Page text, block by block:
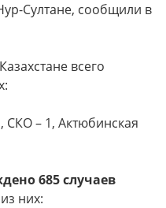
Султане, сообщили в
всего
СКО – 1, Актюбинская
685 случаев
них: